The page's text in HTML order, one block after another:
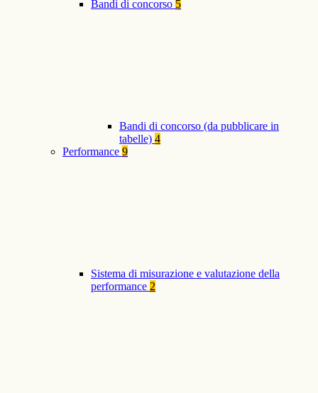
Bandi di concorso 5
Bandi di concorso (da pubblicare in
tabelle) 4
Performance 9
Sistema di misurazione e valutazione della
performance 2